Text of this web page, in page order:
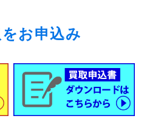
お申込み